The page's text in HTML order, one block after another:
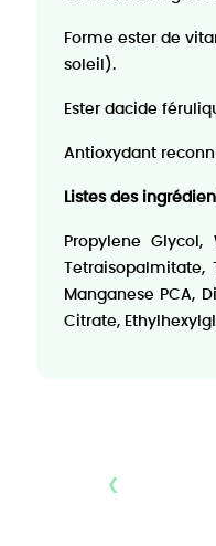
Forme ester de
soleil).
Ester dacide
Antioxydant
Listes des
Propylene Glycol,
Tetraisopalmitate,
Manganese PCA,
Citrate,
‹